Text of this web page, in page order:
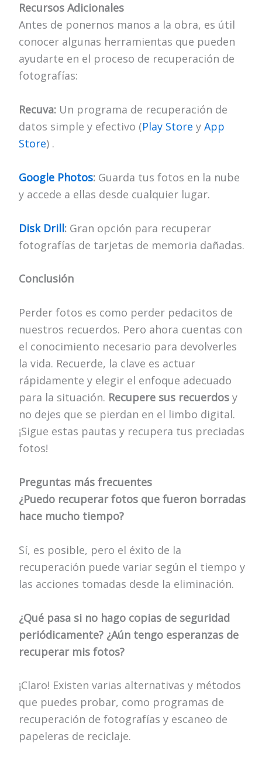
Recursos Adicionales
Antes de ponernos manos a la obra, es útil
conocer algunas herramientas que pueden
ayudarte en el proceso de recuperación de
fotografías:
Recuva:Un programa de recuperación de
datos simple y efectivo (Play Store y App
Store) .
Google Photos:Guarda tus fotos en la nube
y accede a ellas desde cualquier lugar.
Disk Drill:Gran opción para recuperar
fotografías de tarjetas de memoria dañadas.
Conclusión
Perder fotos es como perder pedacitos de
nuestros recuerdos. Pero ahora cuentas con
el conocimiento necesario para devolverles
la vida. Recuerde, la clave es actuar
rápidamente y elegir el enfoque adecuado
para la situación. Recupere sus recuerdosy
no dejes que se pierdan en el limbo digital.
¡Sigue estas pautas y recupera tus preciadas
fotos!
Preguntas más frecuentes
¿Puedo recuperar fotos que fueron borradas
hace mucho tiempo?
Sí, es posible, pero el éxito de la
recuperación puede variar según el tiempo y
las acciones tomadas desde la eliminación.
¿Qué pasa si no hago copias de seguridad
periódicamente? ¿Aún tengo esperanzas de
recuperar mis fotos?
¡Claro! Existen varias alternativas y métodos
que puedes probar, como programas de
recuperación de fotografías y escaneo de
papeleras de reciclaje.